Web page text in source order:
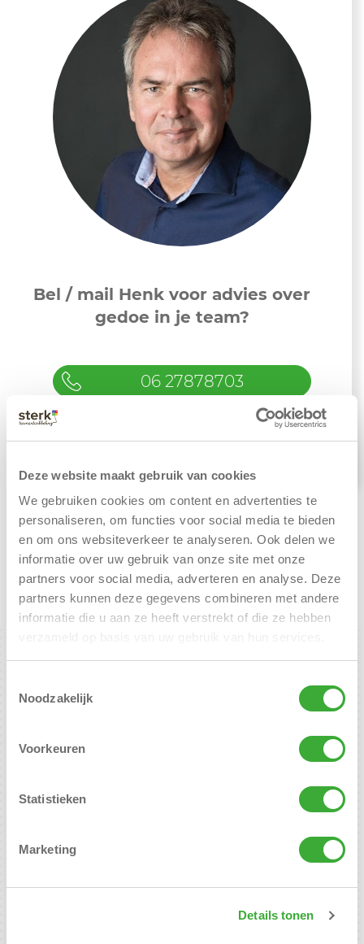
Deze website maakt gebruik van cookies
We gebruiken cookies om content en advertenties te
personaliseren, om functies voor social media te bieden
en om ons websiteverkeer te analyseren. Ook delen we
informatie over uw gebruik van onze site met onze
partners voor social media, adverteren en analyse. Deze
partners kunnen deze gegevens combineren met andere
informatie die u aan ze heeft verstrekt of die ze hebben
Noodzakelijk
Voorkeuren
Statistieken
Marketing
Details tonen
Bel / mail Henk voor advies over
gedoe in je team?
06 27878703
henk@sterkteamontwikkeling.nl
Botterstraat 47 Gebouw Lumen-Kantoor 56
Post adres
Antoni van Leeuwenhoekhof 2